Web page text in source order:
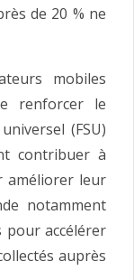
de 20 % ne
mobiles
renforcer le
(FSU)
contribuer à
améliorer leur
notamment
pour accélérer
auprès